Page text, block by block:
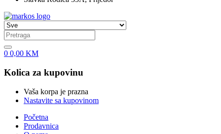
0 0,00 KM
Kolica za kupovinu
Vaša korpa je prazna
Nastavite sa kupovinom
Početna
Prodavnica